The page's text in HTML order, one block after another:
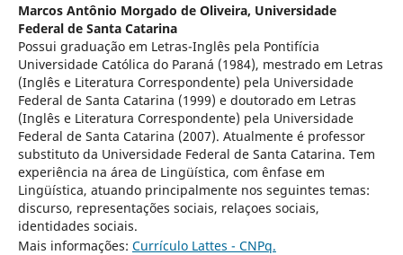
Marcos Antônio Morgado de Oliveira, Universidade
Federal de Santa Catarina
Possui graduação em Letras-Inglês pela Pontifícia
Universidade Católica do Paraná (1984), mestrado em Letras
(Inglês e Literatura Correspondente) pela Universidade
Federal de Santa Catarina (1999) e doutorado em Letras
(Inglês e Literatura Correspondente) pela Universidade
Federal de Santa Catarina (2007). Atualmente é professor
substituto da Universidade Federal de Santa Catarina. Tem
experiência na área de Lingüística, com ênfase em
Lingüística, atuando principalmente nos seguintes temas:
discurso, representações sociais, relaçoes sociais,
identidades sociais.
Mais informações: Currículo Lattes - CNPq.